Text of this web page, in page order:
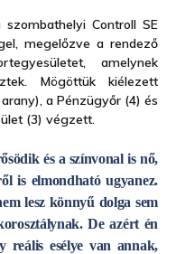
Controll SE
megelőzve a rendező
amelynek
Mögöttük kiélezett
a Pénzügyőr (4) és
(3) végzett.
és a színvonal is nő,
is elmondható ugyanez.
lesz könnyű dolga sem
De azért én
reális esélye van annak,